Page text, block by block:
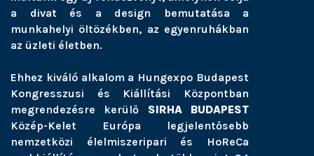
a divat és a design bemutatása a
munkahelyi öltözékben, az egyenruhákban
az üzleti életben.
Ehhez kiváló alkalom a Hungexpo Budapest
Kongresszusi és Kiállítási Központban
megrendezésre kerülő SIRHA BUDAPEST
Közép-Kelet Európa legjelentősebb
nemzetközi élelmiszeripari és HoReCa